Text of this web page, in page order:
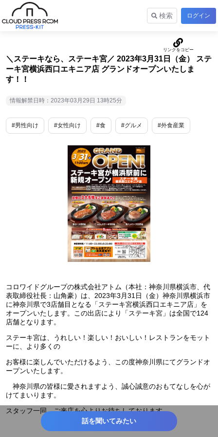
検索 ログイン
＼ステーキなら、ステーキ宮／ 2023年3月31日（金） ステ
ーキ宮横浜西口エキニア店 グランドオープンいたしま
す！！
情報解禁日時：2023年03月29日 13時25分
#男性向け #女性向け #食 #グルメ #外食産業
コロワイドグループの株式会社アトム（本社：神奈川県横浜市、代
表取締役社長：山角豪）は、2023年3月31日（金）神奈川県横浜市
に神奈川県で3店舗目となる「ステーキ宮横浜西口エキニア店」を
オープンいたします。この出店により「ステーキ宮」は全国で124
店舗となります。
ステーキ宮は、うれしい！楽しい！おいしい！レストランをモット
ーに、より多くの
お客様に楽しんでいただけるよう、この度神奈川県にてグランドオ
ープンいたします。
神奈川県の皆様に愛されますよう、誠心誠意のおもてなしを心が
けてまいります。
スタッフ一同、ご来店を心よりお待ちしております。
話を聞いてみたい